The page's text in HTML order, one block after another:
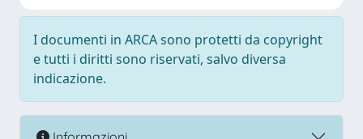
I documenti in ARCA sono protetti da copyright
e tutti i diritti sono riservati, salvo diversa
indicazione.